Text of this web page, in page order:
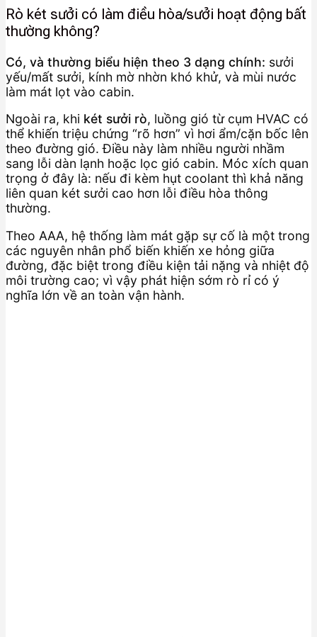
Rò két sưởi có làm điều hòa/sưởi hoạt động bất
thường không?
Có, và thường biểu hiện theo 3 dạng chính: sưởi
yếu/mất sưởi, kính mờ nhờn khó khử, và mùi nước
làm mát lọt vào cabin.
Ngoài ra, khi két sưởi rò, luồng gió từ cụm HVAC có
thể khiến triệu chứng “rõ hơn” vì hơi ẩm/cặn bốc lên
theo đường gió. Điều này làm nhiều người nhầm
sang lỗi dàn lạnh hoặc lọc gió cabin. Móc xích quan
trọng ở đây là: nếu đi kèm hụt coolant thì khả năng
liên quan két sưởi cao hơn lỗi điều hòa thông
thường.
Theo AAA, hệ thống làm mát gặp sự cố là một trong
các nguyên nhân phổ biến khiến xe hỏng giữa
đường, đặc biệt trong điều kiện tải nặng và nhiệt độ
môi trường cao; vì vậy phát hiện sớm rò rỉ có ý
nghĩa lớn về an toàn vận hành.